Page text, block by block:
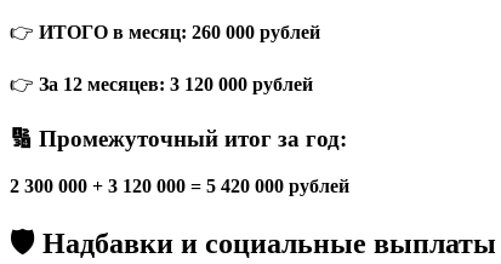
👉 ИТОГО в месяц: 260 000 рублей
👉 За 12 месяцев: 3 120 000 рублей
🔢 Промежуточный итог за год:
2 300 000 + 3 120 000 = 5 420 000 рублей
🛡️ Надбавки и социальные выплаты